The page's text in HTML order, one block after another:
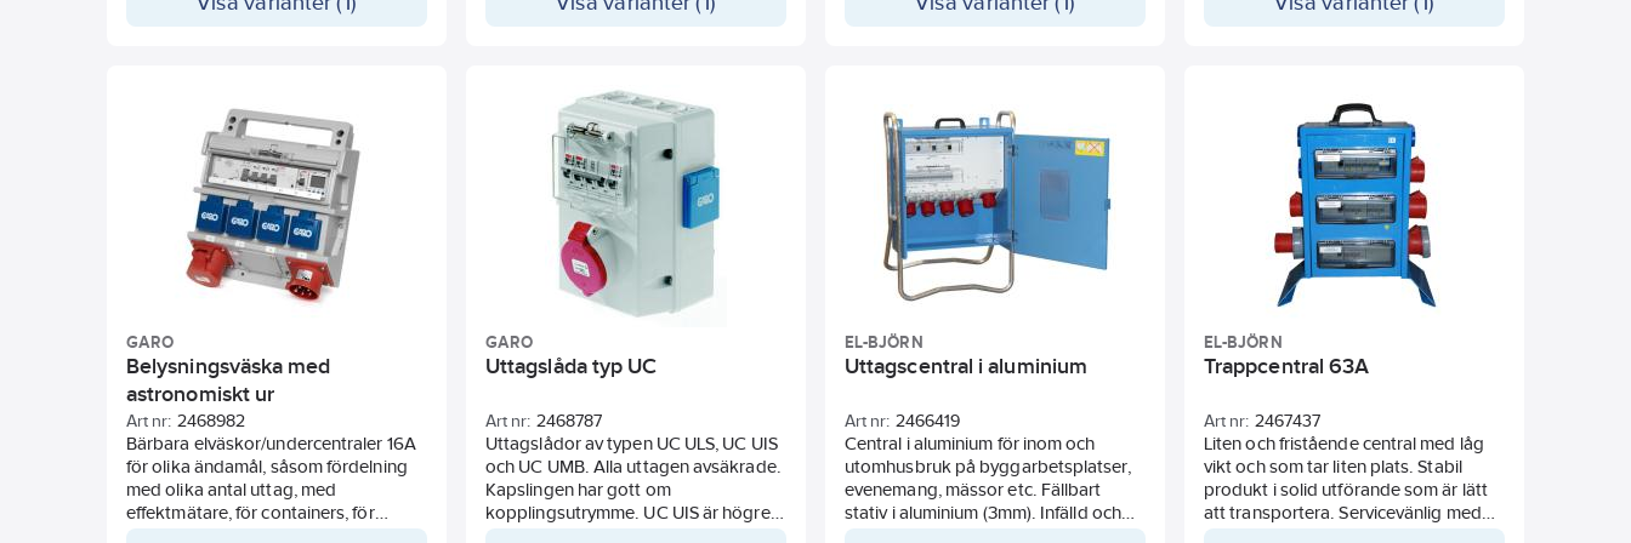
IEC-Uttag 3st 16A 3P+N+E 230/400V
GARO
Belysningsväska med
astronomiskt ur
Art nr: 2468982
Bärbara elväskor/undercentraler 16A
för olika ändamål, såsom fördelning
med olika antal uttag, med
effektmätare, för containers, för
GARO
Uttagslåda typ UC
Art nr: 2468787
Uttagslådor av typen UC ULS, UC UIS
och UC UMB. Alla uttagen avsäkrade.
Kapslingen har gott om
kopplingsutrymme. UC UIS är högre
EL-BJÖRN
Uttagscentral i aluminium
Art nr: 2466419
Central i aluminium för inom och
utomhusbruk på byggarbetsplatser,
evenemang, mässor etc. Fällbart
stativ i aluminium (3mm). Infälld och
EL-BJÖRN
Trappcentral 63A
Art nr: 2467437
Liten och fristående central med låg
vikt och som tar liten plats. Stabil
produkt i solid utförande som är lätt
att transportera. Servicevänlig med